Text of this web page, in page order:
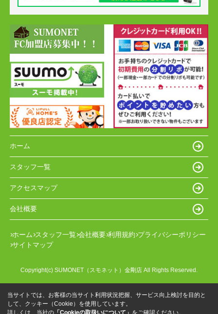
ホーム
スタッフ一覧
アクセスマップ
会社概要
ホーム スタッフ一覧 会社概要 利用規約 プライバシーポリシー
サイトマップ
Copyright(c) SUMONET（スモネット）金剛店 All Rights Reserved.
当サイトでは、お客様の当サイト利用状況把握、サービス向上検討を目的と
して、クッキー（Cookie）を使用しています。
詳しくは、当社の 「Cookieの取扱いについて」 をご確認ください。